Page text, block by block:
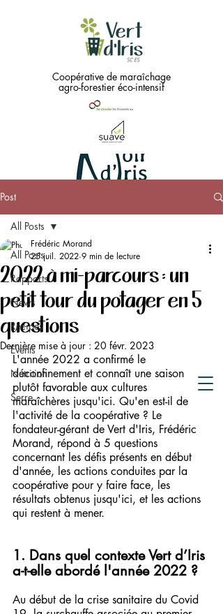
Coopérative de maraîchage
agro-forestier éco-intensif
Green
Black !!
Coopérative
de compostage
Crowdfunding
Post
All Posts
Rapports
News
Recipes
Events
Nutrition
Serre
All Posts
2022 à mi-parcours : un
petit tour du potager en 5
questions
Frédéric Morand
25 juil. 2022 9 min de lecture
Dernière mise à jour : 20 févr. 2023
L'année 2022 a confirmé le
déconfinement et connaît une saison
plutôt favorable aux cultures
maraîchères jusqu'ici. Qu'en est-il de
l'activité de la coopérative ? Le
fondateur-gérant de Vert d'Iris, Frédéric
Morand, répond à 5 questions
concernant les défis présents en début
d'année, les actions conduites par la
coopérative pour y faire face, les
résultats obtenus jusqu'ici, et les actions
qui restent à mener.
1. Dans quel contexte Vert d’Iris
a-t-elle abordé l'année 2022 ?
Au début de la crise sanitaire du Covid